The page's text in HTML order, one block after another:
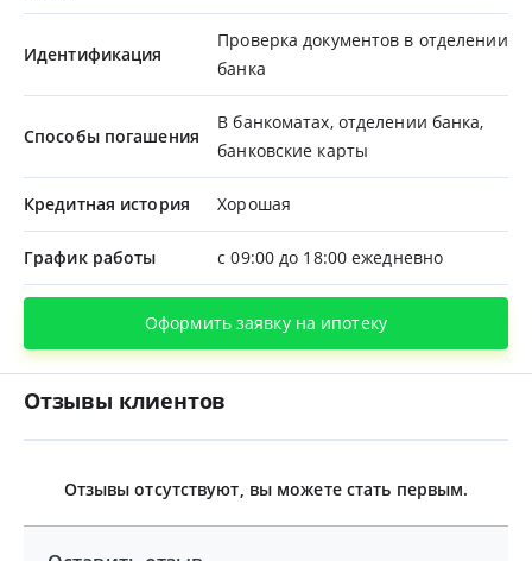
Идентификация
Проверка документов в отделении
банка
Способы погашения
В банкоматах, отделении банка,
банковские карты
Кредитная история Хорошая
График работы с 09:00 до 18:00 ежедневно
Оформить заявку на ипотеку
Отзывы клиентов
Отзывы отсутствуют, вы можете стать первым.